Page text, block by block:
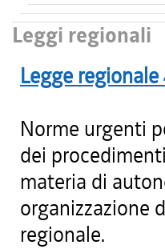
Leggi regionali
Legge regionale
Norme urgenti
dei
materia di
organizzazione
regionale.